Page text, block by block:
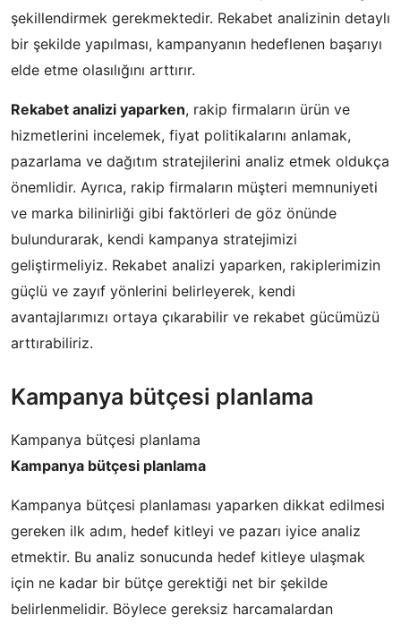
şekillendirmek gerekmektedir. Rekabet analizinin detaylı
bir şekilde yapılması, kampanyanın hedeflenen başarıyı
elde etme olasılığını arttırır.
Rekabet analizi yaparken, rakip firmaların ürün ve
hizmetlerini incelemek, fiyat politikalarını anlamak,
pazarlama ve dağıtım stratejilerini analiz etmek oldukça
önemlidir. Ayrıca, rakip firmaların müşteri memnuniyeti
ve marka bilinirliği gibi faktörleri de göz önünde
bulundurarak, kendi kampanya stratejimizi
geliştirmeliyiz. Rekabet analizi yaparken, rakiplerimizin
güçlü ve zayıf yönlerini belirleyerek, kendi
avantajlarımızı ortaya çıkarabilir ve rekabet gücümüzü
arttırabiliriz.
Kampanya bütçesi planlama
Kampanya bütçesi planlama
Kampanya bütçesi planlama
Kampanya bütçesi planlaması yaparken dikkat edilmesi
gereken ilk adım, hedef kitleyi ve pazarı iyice analiz
etmektir. Bu analiz sonucunda hedef kitleye ulaşmak
için ne kadar bir bütçe gerektiği net bir şekilde
belirlenmelidir. Böylece gereksiz harcamalardan